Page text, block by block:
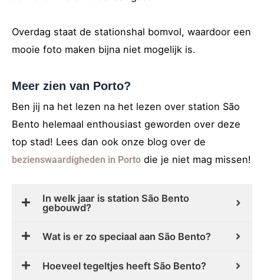
Overdag staat de stationshal bomvol, waardoor een
mooie foto maken bijna niet mogelijk is.
Meer zien van Porto?
Ben jij na het lezen na het lezen over station São
Bento helemaal enthousiast geworden over deze
top stad! Lees dan ook onze blog over de
bezienswaardigheden in Porto die je niet mag missen!
In welk jaar is station São Bento
gebouwd?
Wat is er zo speciaal aan São Bento?
Hoeveel tegeltjes heeft São Bento?